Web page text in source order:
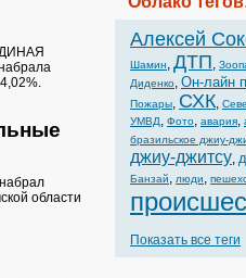
области
Алексей
Шамин, ДТП,
Диденко, Он-лайн
Пожары, СХК,
УМВД, Фото, авария,
бразильское джиу-
джиу-джитсу,
Банзай, люди,
Показать все теги